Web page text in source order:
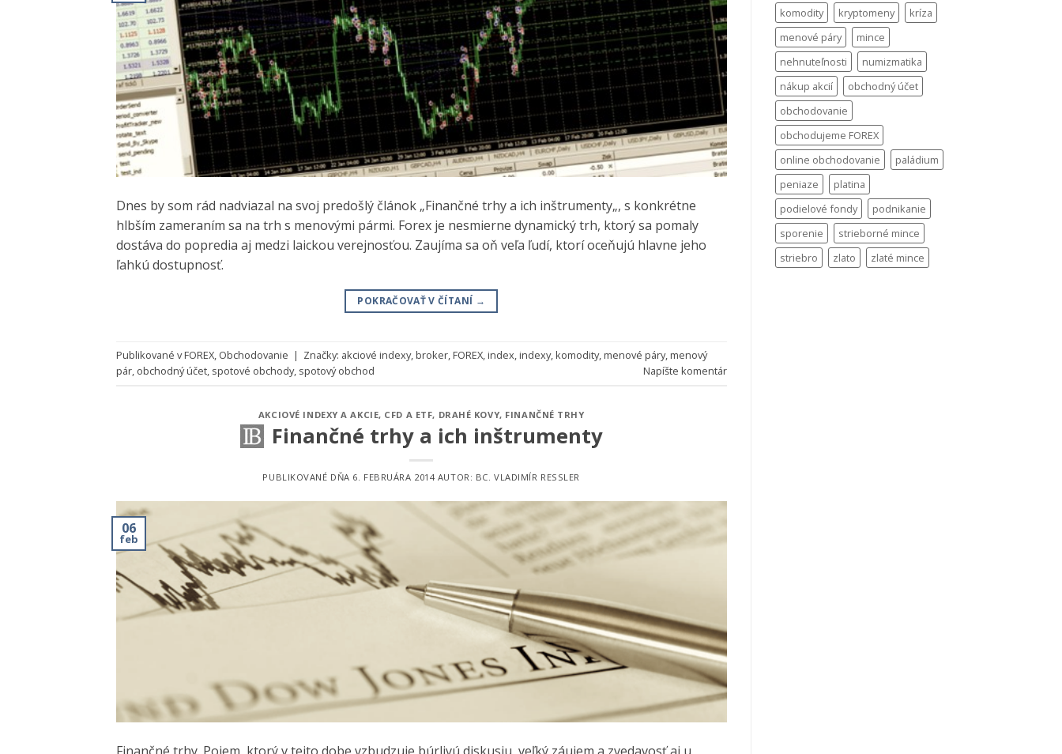
Dnes by som rád nadviazal na svoj predošlý článok „Finančné trhy a ich inštrumenty„, s konkrétne
hlbším zameraním sa na trh s menovými pármi. Forex je nesmierne dynamický trh, ktorý sa pomaly
dostáva do popredia aj medzi laickou verejnosťou. Zaujíma sa oň veľa ľudí, ktorí oceňujú hlavne jeho
ľahkú dostupnosť.
POKRAČOVAŤ V ČÍTANÍ →
Publikované vFOREX, Obchodovanie | Značky: akciové indexy,broker,FOREX,index,indexy,komodity,menové páry,menový
pár, obchodný účet, spotové obchody, spotový obchod Napíšte komentár
AKCIOVÉ INDEXY A AKCIE, CFD A ETF, DRAHÉ KOVY, FINANČNÉ TRHY
Finančné trhy a ich inštrumenty
PUBLIKOVANÉ DŇA 6. FEBRUÁRA 2014AUTOR: BC. VLADIMÍR RESSLER
06
feb
Finančné trhy. Pojem, ktorý v tejto dobe vzbudzuje búrlivú diskusiu, veľký záujem a zvedavosť aj u
komodity
kryptomeny
kríza
menové páry
mince
nehnuteľnosti
numizmatika
nákup akcií
obchodný účet
obchodovanie
obchodujeme FOREX
online obchodovanie
paládium
peniaze
platina
podielové fondy
podnikanie
sporenie
strieborné mince
striebro
zlato zlaté mince